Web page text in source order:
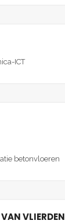
ICT
betonvloeren
VLIERDEN